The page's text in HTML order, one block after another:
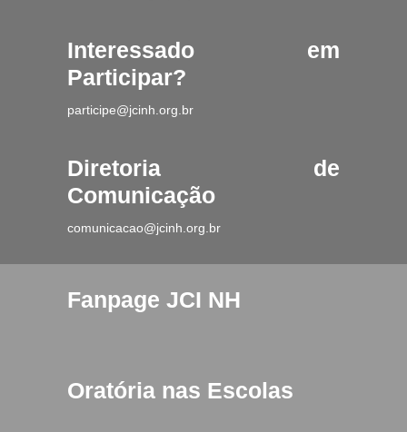
Interessado em
Participar?
participe@jcinh.org.br
Diretoria de
Comunicação
comunicacao@jcinh.org.br
Fanpage JCI NH
Oratória nas Escolas